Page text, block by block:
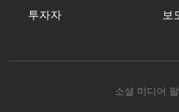
투자자 보
소셜 미디어